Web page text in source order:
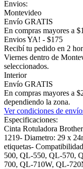
Envios:
Montevideo
Envío GRATIS
En compras mayores a
Envios YA! - $175
Recibí tu pedido en 2
Viernes dentro de
seleccionados.
Interior
Envío GRATIS
En compras mayores a
dependiendo la zona.
Ver condiciones de
Especificaciones:
Cinta Rotuladora
1219- Diametro: 29 x
etiquetas-
500, QL-550, QL-570,
700, QL-710W, QL-